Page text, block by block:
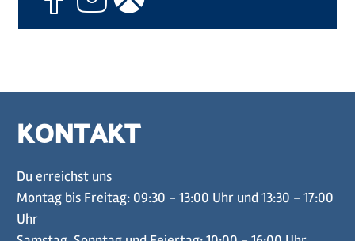
KONTAKT
Du erreichst uns
Montag bis Freitag: 09:30 - 13:00 Uhr und 13:30 - 17:00
Uhr